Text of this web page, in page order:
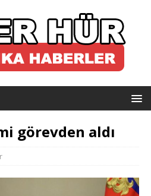
görevden aldı